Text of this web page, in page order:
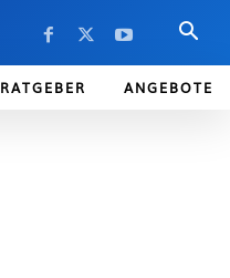
RATGEBER ANGEBOTE